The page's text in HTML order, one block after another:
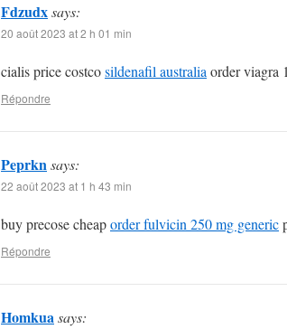
Fdzudxsays:
20 août 2023 at 2 h 01 min
cialis price costcosildenafil australia order viagra
Répondre
Peprknsays:
22 août 2023 at 1 h 43 min
buy precose cheaporder fulvicin 250 mg generic
Répondre
Homkuasays: